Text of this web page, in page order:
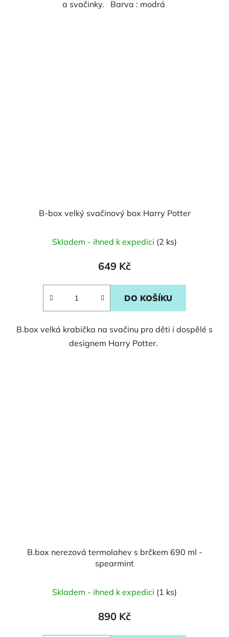
a svačinky. Barva : modrá
B-box velký svačinový box Harry Potter
Skladem - ihned k expedici (2 ks)
649 Kč
DO KOŠÍKU
B.box velká krabička na svačinu pro děti i dospělé s
designem Harry Potter.
B.box nerezová termolahev s brčkem 690 ml -
spearmint
Skladem - ihned k expedici (1 ks)
890 Kč